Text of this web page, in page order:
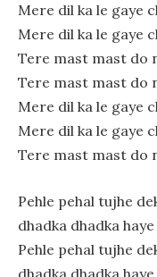
Mere dil ka le gaye
Mere dil ka le gaye
Tere mast mast do
Tere mast mast do
Mere dil ka le gaye
Mere dil ka le gaye
Tere mast mast do
Pehle pehal tujhe
dhadka dhadka haye
Pehle pehal tujhe
dhadka dhadka haye